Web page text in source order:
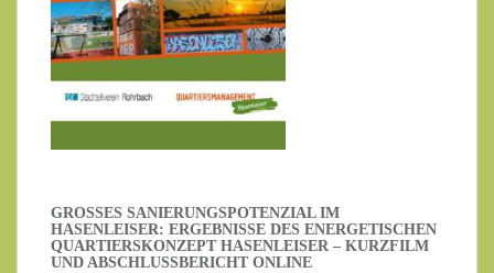
GROSSES SANIERUNGSPOTENZIAL IM H
ASENLEISER: ERGEBNISSE DES ENERGETISCHEN Q
UARTIERSKONZEPT HASENLEISER – KURZFILM U
ND ABSCHLUSSBERICHT ONLINE